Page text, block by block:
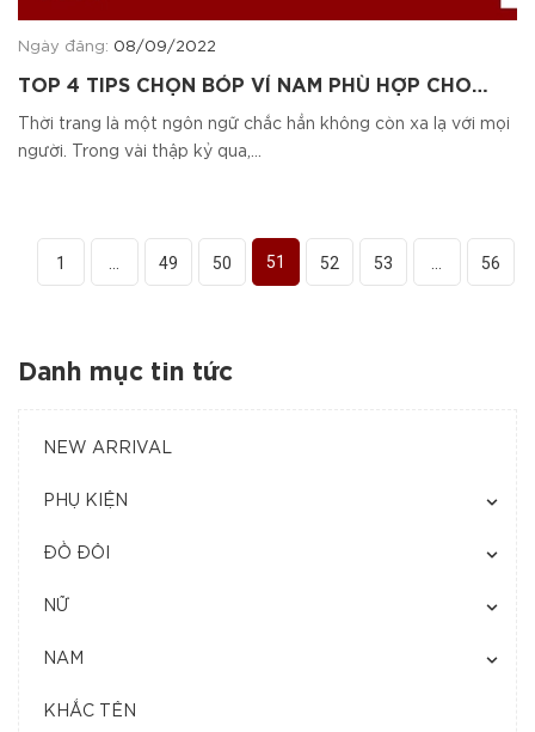
Ngày đăng: 08/09/2022
TOP 4 TIPS CHỌN BÓP VÍ NAM PHÙ HỢP CHO
PHÁI MẠNH
Thời trang là một ngôn ngữ chắc hẳn không còn xa lạ với mọi
người. Trong vài thập kỷ qua,...
1 49 50 51 52 53 56
Danh mục tin tức
NEW ARRIVAL
PHỤ KIỆN
ĐỒ ĐÔI
NỮ
NAM
KHẮC TÊN